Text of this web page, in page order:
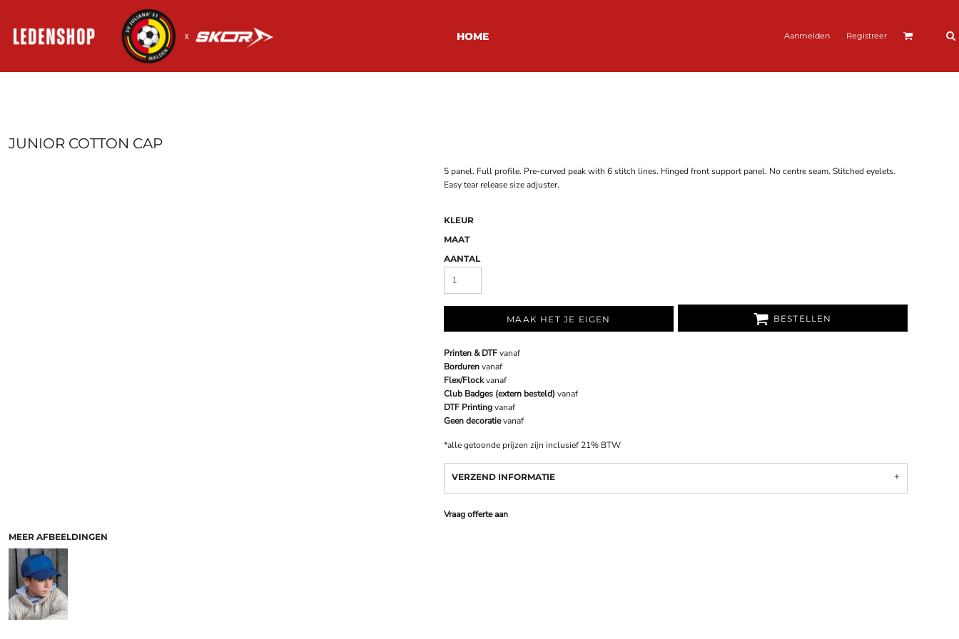
HOME Aanmelden Registreer
JUNIOR COTTON CAP
MEER AFBEELDINGEN
5 panel. Full profile. Pre-curved peak with 6 stitch lines. Hinged front support panel. No centre seam. Stitched eyelets.
Easy tear release size adjuster.
KLEUR
MAAT
AANTAL
MAAK HET JE EIGEN BESTELLEN
Printen & DTFvanaf
Bordurenvanaf
Flex/Flockvanaf
Club Badges (extern besteld) vanaf
DTF Printingvanaf
Geen decoratievanaf
*alle getoonde prijzen zijn inclusief 21% BTW
VERZEND INFORMATIE
Vraag offerte aan
REGISTREER